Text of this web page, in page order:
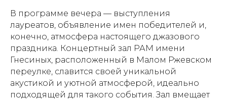
В программе вечера — выступления
лауреатов, объявление имен победителей и,
конечно, атмосфера настоящего джазового
праздника. Концертный зал РАМ имени
Гнесиных, расположенный в Малом Ржевском
переулке, славится своей уникальной
акустикой и уютной атмосферой, идеально
подходящей для такого события. Зал вмещает